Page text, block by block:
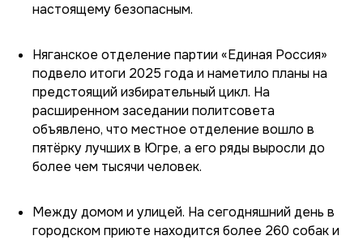
настоящему безопасным.
Няганское отделение партии «Единая Россия»
подвело итоги 2025 года и наметило планы на
предстоящий избирательный цикл. На
расширенном заседании политсовета
объявлено, что местное отделение вошло в
пятёрку лучших в Югре, а его ряды выросли до
более чем тысячи человек.
Между домом и улицей. На сегодняшний день в
городском приюте находится более 260 собак и